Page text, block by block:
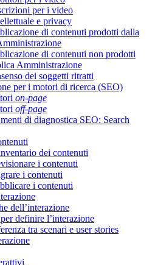
per i video
e privacy
di contenuti prodotti dalla
di contenuti non prodotti
Amministrazione
dei soggetti ritratti
per i motori di ricerca (SEO)
on-page
off-page
di diagnostica SEO: Search
dei contenuti
i contenuti
i contenuti
i contenuti
dell’interazione
definire l’interazione
tra scenari e user stories